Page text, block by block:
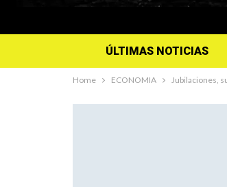
ÚLTIMAS NOTICIAS
Home ECONOMIA Jubilaciones,